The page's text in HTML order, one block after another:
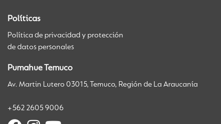
Políticas
Política de privacidad y protección
de datos personales
Pumahue Temuco
Av. Martin Lutero 03015, Temuco, Región de La Araucanía
+562 2605 9006